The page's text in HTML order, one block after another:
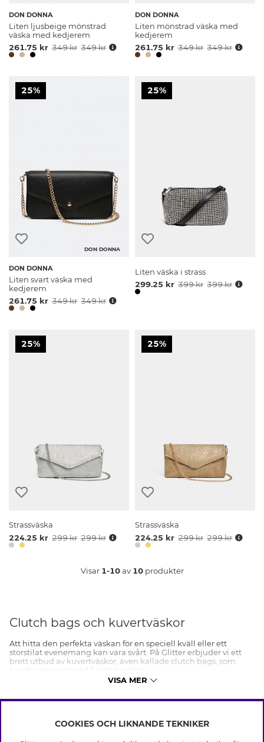
DON DONNA
Liten ljusbeige mönstrad
väska med kedjerem
261.75 kr 349 kr 349 kr
DON DONNA
Liten mönstrad väska med
kedjerem
261.75 kr 349 kr 349 kr
25%
DON DONNA
DON DONNA
Liten svart väska med
kedjerem
261.75 kr 349 kr 349 kr
25%
Liten väska i strass
299.25 kr 399 kr 399 kr
25%
Strassväska
224.25 kr 299 kr 299 kr
25%
Strassväska
224.25 kr 299 kr 299 kr
Visar 1-10av 10produkter
Clutch bags och kuvertväskor
Att hitta den perfekta väskan för en speciell kväll eller ett
storstilat evenemang kan vara svårt. På Glitter erbjuder vi ett
brett utbud av kuvertväskor, även kallade clutch bags, som
kombinerar stil med funktionalitet.
Den perfekta clutch-väskan för varje tillfälle
Vårt noggrant utvalda sortiment är designat för att erbjuda
klassisk svart kuvertväska för en tidlös look, en elegant clutch
bag med kedja för sommarfesten, eller något unikt för ett
VISA MER
INFO
COOKIES OCH LIKNANDE TEKNIKER